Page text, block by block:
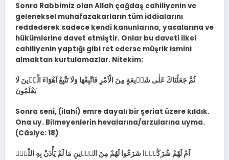
Sonra Rabbimiz olan Allah çağdaş cahiliyenin ve
geleneksel muhafazakarların tüm iddialarını
reddederek sadece kendi kanunlarına, yasalarına ve
hükümlerine davet etmiştir. Onlar bu daveti ilkel
cahiliyenin yaptığı gibi ret ederse müşrik ismini
almaktan kurtulamazlar. Nitekim;
ثُمَّ جَعَلْنَاكَ عَلٰى شَر۪يعَةٍ مِنَ الْاَمْرِ فَاتَّبِعْهَا وَلَا تَتَّبِعْ اَهْوَٓاءَ الَّذ۪ينَ لَا
يَعْلَمُونَ
Sonra seni, (ilahi) emre dayalı bir şeriat üzere kıldık.
Ona uy. Bilmeyenlerin hevalarına/arzularına uyma.
(Câsiye: 18)
اَمْ لَهُمْ شُرَكٰٓؤُ۬ا شَرَعُوا لَهُمْ مِنَ الدّ۪ينِ مَا لَمْ يَأْذَنْ بِهِ اللّٰهُۜ